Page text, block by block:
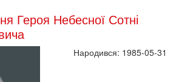
Героя Небесної Сотні
Народився: 1985-05-31